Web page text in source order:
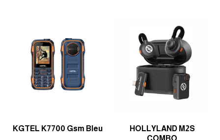
HOLLYLAND M2S
COMBO
KGTEL K7700 Gsm Bleu